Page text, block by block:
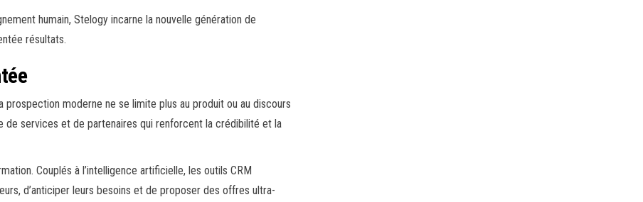
humain, Stelogy incarne la nouvelle génération de
résultats.
moderne ne se limite plus au produit ou au discours
services et de partenaires qui renforcent la crédibilité et la
Couplés à l’intelligence artificielle, les outils CRM
d’anticiper leurs besoins et de proposer des offres ultra-